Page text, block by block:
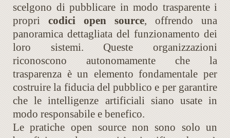
scelgono di pubblicare in modo trasparente i
propri codici open source, offrendo una
panoramica dettagliata del funzionamento dei
loro sistemi. Queste organizzazioni
riconoscono autonomamente che la
trasparenza è un elemento fondamentale per
costruire la fiducia del pubblico e per garantire
che le intelligenze artificiali siano usate in
modo responsabile e benefico.
Le pratiche open source non sono solo un